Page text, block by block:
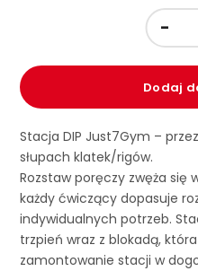
Dodaj
Stacja DIP Just7Gym –
słupach klatek/rigów.
Rozstaw poręczy zwęża się
każdy ćwiczący dopasuje
indywidualnych potrzeb.
trzpień wraz z blokadą,
zamontowanie stacji w